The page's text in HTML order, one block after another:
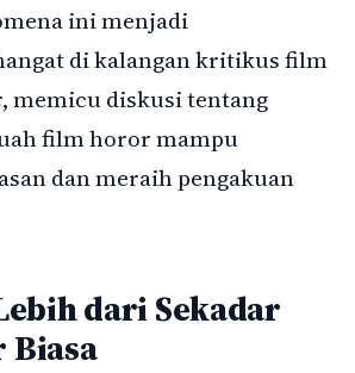
ini menjadi
di kalangan kritikus film
memicu diskusi tentang
film horor mampu
dan meraih pengakuan
dari Sekadar
Biasa